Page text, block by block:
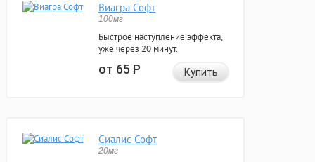
Виагра Софт
100мг
Быстрое наступление эффекта,
уже через 20 минут.
от 65Р Купить
Сиалис Софт
20мг